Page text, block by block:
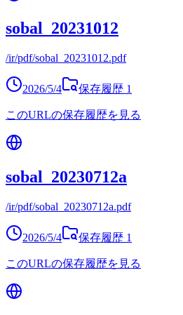
sobal_20231012
/ir/pdf/sobal_20231012.pdf
2026/5/4 保存履歴 1
このURLの保存履歴を見る
sobal_20230712a
/ir/pdf/sobal_20230712a.pdf
2026/5/4 保存履歴 1
このURLの保存履歴を見る